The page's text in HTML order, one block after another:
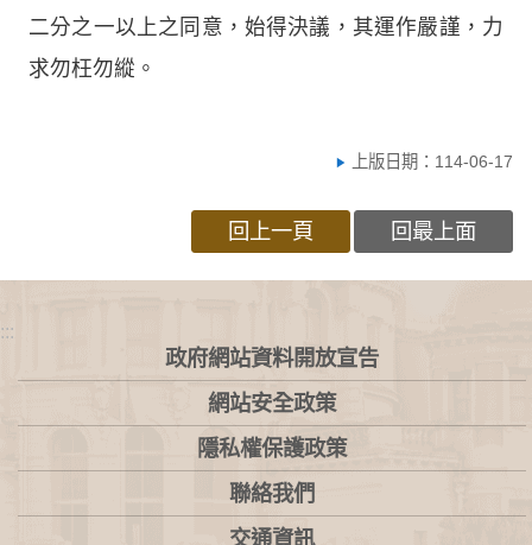
二分之一以上之同意，始得決議，其運作嚴謹，力
求勿枉勿縱。
上版日期：114-06-17
回上一頁 回最上面
:::
政府網站資料開放宣告
網站安全政策
隱私權保護政策
聯絡我們
交通資訊